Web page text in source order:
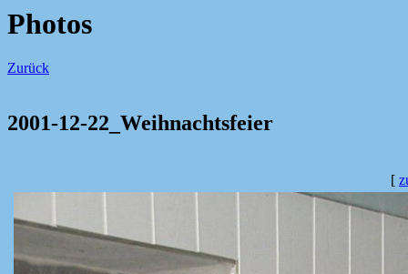
Photos
Zurück
2001-12-22_Weihnachtsfeier
[